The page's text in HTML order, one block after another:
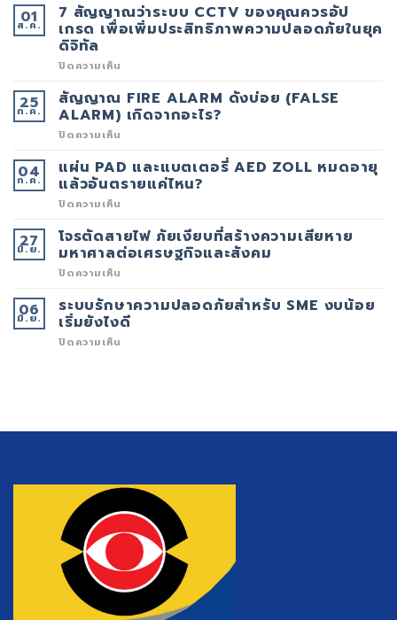
01
ส.ค.
7 สัญญาณว่าระบบ CCTV ของคุณควรอัป
เกรด เพื่อเพิ่มประสิทธิภาพความปลอดภัยในยุค
ดิจิทัล
ปิดความเห็น
ว่า
ระบบ
CCTV
อัป
เกรด
เพื่อ
ปลอดภัย
ใน
ยุค
25
ก.ค.
สัญญาณ FIRE ALARM ดังบ่อย (FALSE
ALARM) เกิดจากอะไร?
ปิดความเห็น
ALARM
ดัง
บ่อย
จาก
อะไร?
04
ก.ค.
แผ่น PAD และแบตเตอรี่ AED ZOLL หมดอายุ
แล้วอันตรายแค่ไหน?
ปิดความเห็น
และ
แบตเตอรี่
AED
แล้ว
อันตราย
แค่
27
มิ.ย.
โจรตัดสายไฟ ภัยเงียบที่สร้างความเสียหาย
มหาศาลต่อเศรษฐกิจและสังคม
ปิดความเห็น
สาย
ไฟ
ภัย
เศรษฐกิจ
06
มิ.ย.
ระบบรักษาความปลอดภัยสำหรับ SME งบน้อย
เริ่มยังไงดี
ปิดความเห็น
น้อย